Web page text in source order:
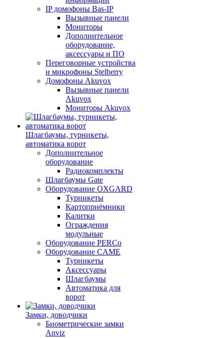
IP домофоны Bas-IP
Вызывные панели
Мониторы
Дополнительное
оборудование,
аксессуары и ПО
Переговорные устройства
и микрофоны Stelberry
Домофоны Akuvox
Вызывные панели
Akuvox
Мониторы Akuvox
Шлагбаумы, турникеты,
автоматика ворот
Дополнительное
оборудование
Радиокомплекты
Шлагбаумы Gate
Оборудование OXGARD
Турникеты
Картоприёмники
Калитки
Ограждения
модульные
Оборудование PERCo
Оборудование CAME
Турникеты
Аксессуары
Шлагбаумы
Автоматика для
ворот
Замки, доводчики
Биометрические замки
Anviz